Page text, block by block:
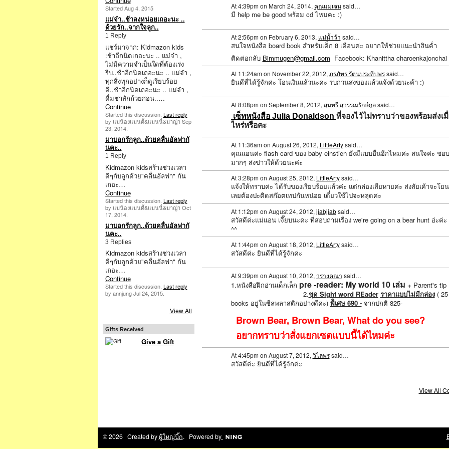
Started Aug 4, 2015
แม่จ๋า..ช้าลงหน่อยเถอะนะ ..
ด้วยรัก..จากใจลูก..
1 Reply
แชร์มาจาก: Kidmazon kids
:ช้าอีกนิดเถอะนะ .. แม่จ๋า ,
ไม่มีความจำเป็นใดที่ต้องเร่ง
รีบ..ช้าอีกนิดเถอะนะ .. แม่จ๋า ,
ทุกสิ่งทุกอย่างก็ดูเรียบร้อย
ดี..ช้าอีกนิดเถอะนะ .. แม่จ๋า ,
ดื่มชาสักถ้วยก่อน..…
Continue
Started this discussion. Last reply
by แม่น้องแมนดี้&แมนนี่&มาญ่า Sep
23, 2014.
มาบอกรักลูก..ด้วยคลื่นอัลฟากั
นคะ..
1 Reply
Kidmazon kidsสร้างช่วงเวลา
ดีๆกับลูกด้วย"คลื่นอัลฟา" กัน
เถอะ…
Continue
Started this discussion. Last reply
by แม่น้องแมนดี้&แมนนี่&มาญ่า Oct
17, 2014.
มาบอกรักลูก..ด้วยคลื่นอัลฟากั
นคะ..
3 Replies
Kidmazon kidsสร้างช่วงเวลา
ดีๆกับลูกด้วย"คลื่นอัลฟา" กัน
เถอะ…
Continue
Started this discussion. Last reply
by annjung Jul 24, 2015.
View All
Gifts Received
Give a Gift
At 4:39pm on March 24, 2014, คุณแม่เจนsaid…
มี help me be good พร้อม cd ไหมคะ :)
At 2:56pm on February 6, 2013, แม่น้ำว้า said…
สนใจหนังสือ board book สำหรับเด็ก 8 เดือนค่ะ อยากให้ช่วยแนะนำสินค้่า
ติดต่อกลับ Bimmugen@gmail.com Facebook: Khanittha charoenkajonchai
At 11:24am on November 22, 2012, ภรภัทร รัตนประทีปพรsaid…
ยินดีที่ได้รู้จักค่ะ โอนเงินแล้วนะคะ รบกวนส่งของแล้วแจ้งด้วยนะค้า :)
At 8:08pm on September 8, 2012, สุนทรี สุวรรณรักษ์กูลsaid…
เซ็ทหนังสือ Julia Donaldson ที่จองไว้ไม่ทราบว่าของพร้อมส่งเ
ไหร่หรือคะ
At 11:36am on August 26, 2012, LittleArtysaid…
คุณแอนค่ะ flash card ของ baby einstien ยังมีแบบอื่นอีกไหมค่ะ สนใจค่ะ ชอบ
มากๆ ส่งข่าวให้ด้วยนะค่ะ
At 3:28pm on August 25, 2012, LittleArtysaid…
แจ้งให้ทราบค่ะ ได้รับของเรียบร้อยแล้วค่ะ แต่กล่องเสียหายค่ะ ส่งสัยเค้าจะโยน
เลยต้องปะติดสก๊อตเทปกันหน่อย เดี๋ยวใช้ไปจะหลุดค่ะ
At 1:12pm on August 24, 2012, jiabjiabsaid…
สวัสดีค่ะแม่แอน เจี๊ยบนะคะ ที่สอบถามเรื่อง we're going on a bear hunt อ่ะค่ะ
^^
At 1:44pm on August 18, 2012, LittleArtysaid…
สวัสดีค่ะ ยินดีที่ได้รู้จักค่ะ
At 9:39pm on August 10, 2012, วรางคณา said…
1.หนังสือฝึกอ่านเด็กเล็ก pre -reader: My world 10 เล่ม + Parent's
2.ชุด Sight word REader ราคาแบบไม่มีกล่อง( 25
books อยู่ในซีลพลาสติกอย่างดีค่ะ) พิิเศษ 690 -จากปกติ 825-
Brown Bear, Brown Bear, What do you see?
อยากทราบว่าสั่งแยกเซตแบบนี้ได้ไหมค่ะ
At 4:45pm on August 7, 2012, วิไลพรsaid…
สวัสดีค่ะ ยินดีที่ได้รู้จักค่ะ
View All
© 2026 Created byผู้ใหญ่บิ๊ก. Powered by